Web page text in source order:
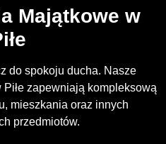
Majątkowe w
do spokoju ducha. Nasze
zapewniają kompleksową
mieszkania oraz innych
przedmiotów.